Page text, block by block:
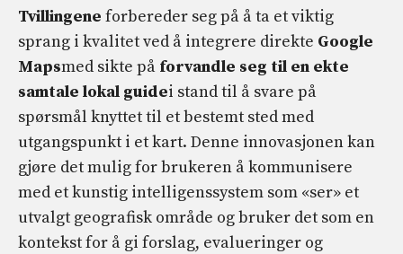
Tvillingene forbereder seg på å ta et viktig
sprang i kvalitet ved å integrere direkte Google
Mapsmed sikte på forvandle seg til en ekte
samtale lokal guidei stand til å svare på
spørsmål knyttet til et bestemt sted med
utgangspunkt i et kart. Denne innovasjonen kan
gjøre det mulig for brukeren å kommunisere
med et kunstig intelligenssystem som «ser» et
utvalgt geografisk område og bruker det som en
kontekst for å gi forslag, evalueringer og